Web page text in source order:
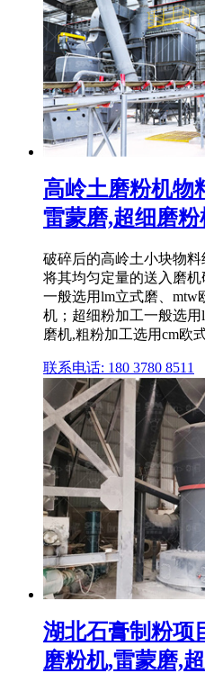
高岭土磨粉机物
雷蒙磨,超细磨粉
破碎后的高岭土小块物
将其均匀定量的送入磨
一般选用lm立式磨、mtw
机；超细粉加工一般选
磨机,粗粉加工选用cm欧
联系电话: 180 3780 8511
湖北石膏制粉项
磨粉机,雷蒙磨,